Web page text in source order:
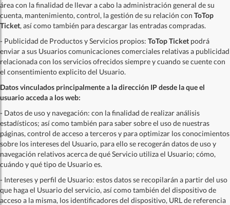
área con la finalidad de llevar a cabo la administración general de su
cuenta, mantenimiento, control, la gestión de su relación con ToTop
Ticket, así como también para descargar las entradas compradas.
- Publicidad de Productos y Servicios propios: ToTop Ticket podrá
enviar a sus Usuarios comunicaciones comerciales relativas a publicidad
relacionada con los servicios ofrecidos siempre y cuando se cuente con
el consentimiento explicito del Usuario.
Datos vinculados principalmente a la dirección IP desde la que el
usuario acceda a los web:
- Datos de uso y navegación: con la finalidad de realizar análisis
estadísticos; así como también para saber sobre el uso de nuestras
páginas, control de acceso a terceros y para optimizar los conocimientos
sobre los intereses del Usuario, para ello se recogerán datos de uso y
navegación relativos acerca de qué Servicio utiliza el Usuario; cómo,
cuándo y qué tipo de Usuario es.
- Intereses y perfil de Usuario: estos datos se recopilarán a partir del uso
que haga el Usuario del servicio, así como también del dispositivo de
acceso a la misma, los identificadores del dispositivo, URL de referencia